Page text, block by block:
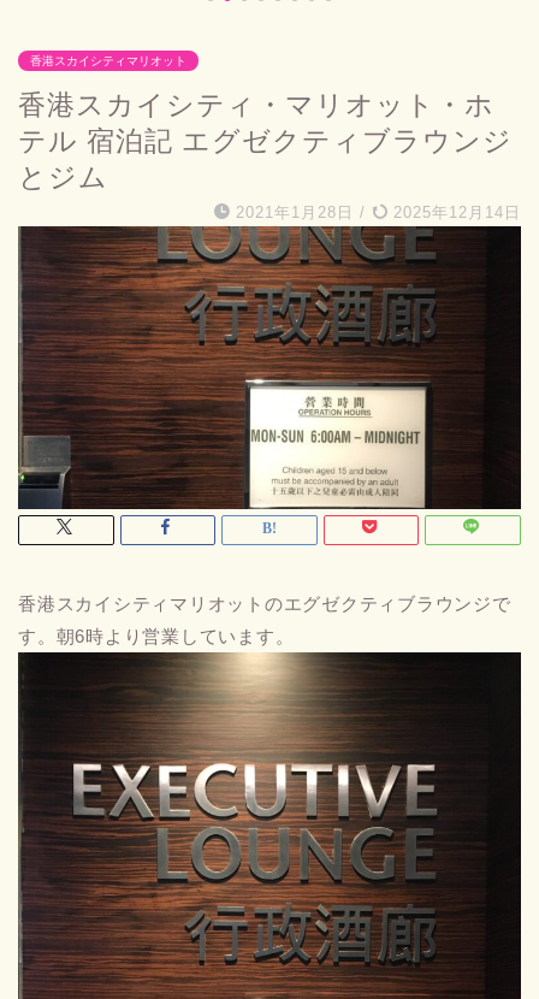
香港スカイシティマリオット
香港スカイシティ・マリオット・ホ
テル 宿泊記 エグゼクティブラウンジ
とジム
2021年1月28日 / 2025年12月14日
香港スカイシティマリオットのエグゼクティブラウンジで
す。朝6時より営業しています。